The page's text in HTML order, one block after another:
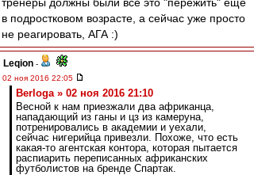
в подростковом возрасте, а сейчас уже просто
не реагировать, АГА :)
Leqion -
02 ноя 2016 22:05
Berloga » 02 ноя 2016 21:10
Весной к нам приезжали два африканца,
нападающий из ганы и цз из камеруна,
потренировались в академии и уехали,
сейчас нигерийца привезли. Похоже, что есть
какая-то агентская контора, которая пытается
распиарить переписанных африканских
футболистов на бренде Спартак.